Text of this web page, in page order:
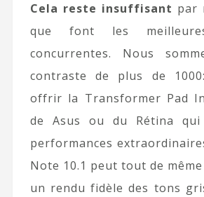
Cela reste insuffisant par
que font les
concurrentes. Nous
contraste de plus de
offrir la Transformer Pad
de Asus ou du Rétina qui
performances
Note 10.1 peut tout de
un rendu fidèle des tons